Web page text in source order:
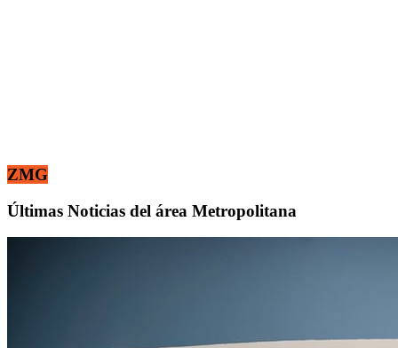
ZMG
Últimas Noticias del área Metropolitana